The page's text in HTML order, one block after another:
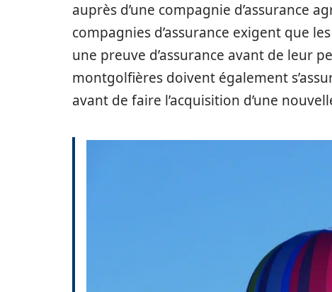
auprès d’une compagnie d’assurance
compagnies d’assurance exigent que
une preuve d’assurance avant de leur
montgolfières doivent également
avant de faire l’acquisition d’une